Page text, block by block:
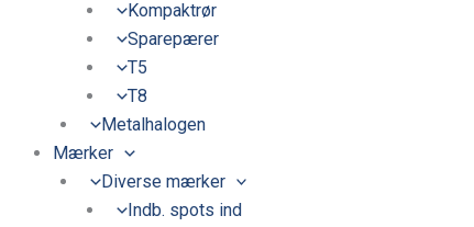
Kompaktrør
Sparepærer
T5
T8
Metalhalogen
Mærker
Diverse mærker
Indb. spots ind